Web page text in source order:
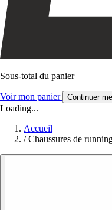
Sous-total du panier
Voir mon panier Continuer
Loading...
Accueil
/ Chaussures de